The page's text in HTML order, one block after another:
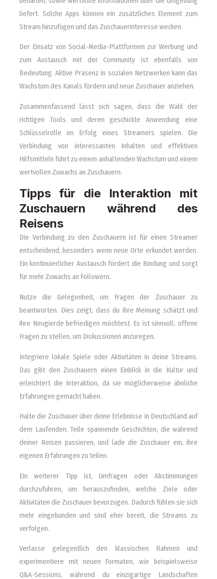
liefert. Solche Apps können ein zusätzliches Element zum
Stream hinzufügen und das Zuschauerinteresse wecken.
Der Einsatz von Social-Media-Plattformen zur Werbung und
zum Austausch mit der Community ist ebenfalls von
Bedeutung. Aktive Präsenz in sozialen Netzwerken kann das
Wachstum des Kanals fördern und neue Zuschauer anziehen.
Zusammenfassend lässt sich sagen, dass die Wahl der
richtigen Tools und deren geschickte Anwendung eine
Schlüsselrolle im Erfolg eines Streamers spielen. Die
Verbindung von interessanten Inhalten und effektiven
Hilfsmitteln führt zu einem anhaltenden Wachstum und einem
wertvollen Zuwachs an Zuschauern.
Tipps für die Interaktion mit
Zuschauern während des
Reisens
Die Verbindung zu den Zuschauern ist für einen Streamer
entscheidend, besonders wenn neue Orte erkundet werden.
Ein kontinuierlicher Austausch fördert die Bindung und sorgt
für mehr Zuwachs an Followern.
Nutze die Gelegenheit, um Fragen der Zuschauer zu
beantworten. Dies zeigt, dass du ihre Meinung schätzt und
ihre Neugierde befriedigen möchtest. Es ist sinnvoll, offene
Fragen zu stellen, um Diskussionen anzuregen.
Integriere lokale Spiele oder Aktivitäten in deine Streams.
Das gibt den Zuschauern einen Einblick in die Kultur und
erleichtert die Interaktion, da sie möglicherweise ähnliche
Erfahrungen gemacht haben.
Halte die Zuschauer über deine Erlebnisse in Deutschland auf
dem Laufenden. Teile spannende Geschichten, die während
deiner Reisen passieren, und lade die Zuschauer ein, ihre
eigenen Erfahrungen zu teilen.
Ein weiterer Tipp ist, Umfragen oder Abstimmungen
durchzuführen, um herauszufinden, welche Ziele oder
Aktivitäten die Zuschauer bevorzugen. Dadurch fühlen sie sich
mehr eingebunden und sind eher bereit, die Streams zu
verfolgen.
Verlasse gelegentlich den klassischen Rahmen und
experimentiere mit neuen Formaten, wie beispielsweise
Q&A-Sessions, während du einzigartige Landschaften